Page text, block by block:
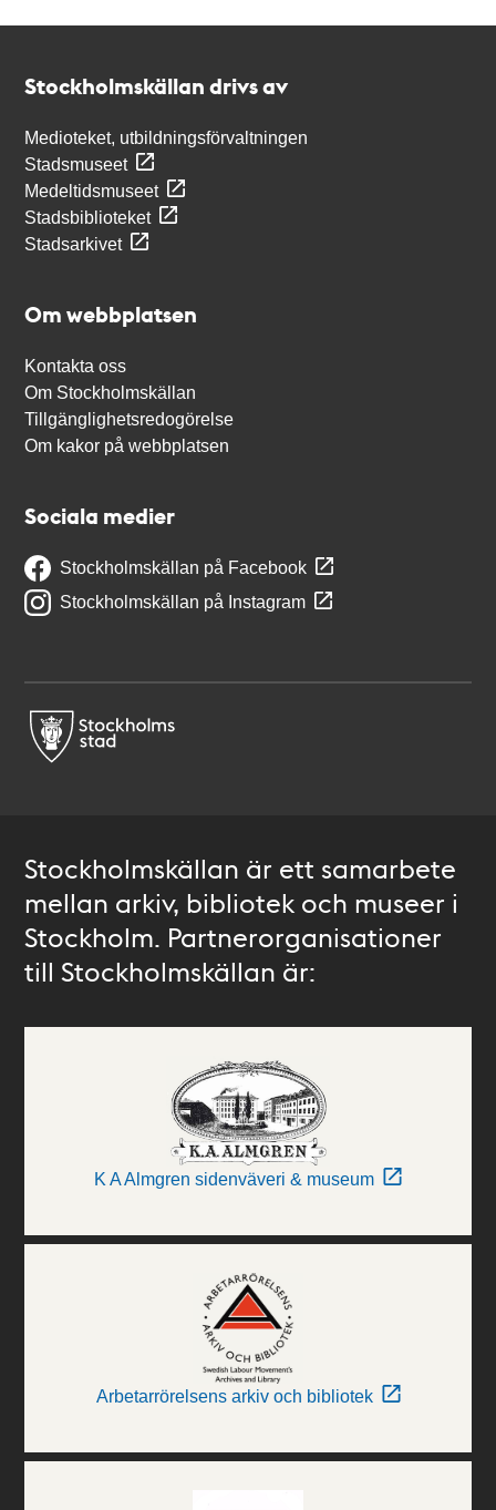
Stockholmskällan drivs av
Medioteket, utbildningsförvaltningen
Stadsmuseet
Medeltidsmuseet
Stadsbiblioteket
Stadsarkivet
Om webbplatsen
Kontakta oss
Om Stockholmskällan
Tillgänglighetsredogörelse
Om kakor på webbplatsen
Sociala medier
Stockholmskällan på Facebook
Stockholmskällan på Instagram
Stockholmskällan är ett samarbete
mellan arkiv, bibliotek och museer i
Stockholm. Partnerorganisationer
till Stockholmskällan är:
K A Almgren sidenväveri & museum
Arbetarrörelsens arkiv och bibliotek